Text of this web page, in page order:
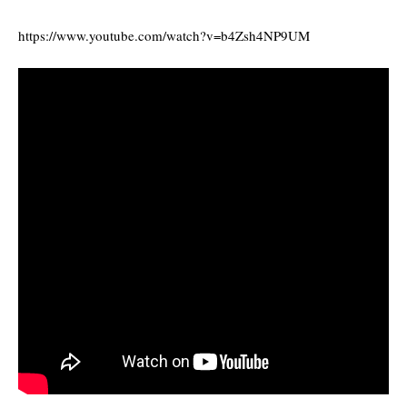
https://www.youtube.com/watch?v=b4Zsh4NP9UM